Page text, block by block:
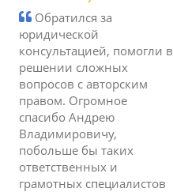
Обратился за
юридической
консультацией, помогли в
решении сложных
вопросов с авторским
правом. Огромное
спасибо Андрею
Владимировичу,
побольше бы таких
ответственных и
грамотных специалистов